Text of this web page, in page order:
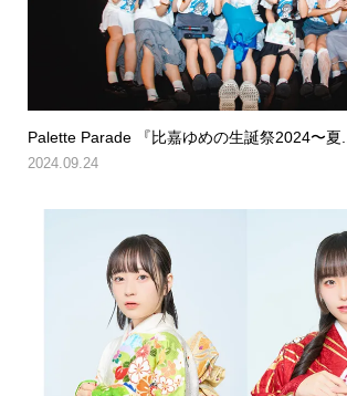
Palette Parade 『比嘉ゆめの生誕祭2024〜夏...
2024.09.24